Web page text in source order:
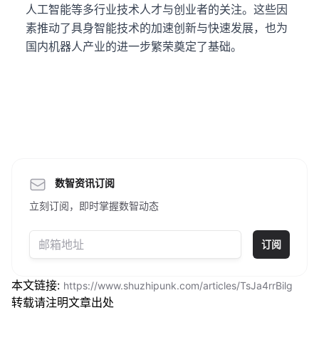
人工智能等多行业技术人才与创业者的关注。这些因
素推动了具身智能技术的加速创新与快速发展，也为
国内机器人产业的进一步繁荣奠定了基础。
数智资讯订阅
立刻订阅，即时掌握数智动态
订阅
本文链接: https://www.shuzhipunk.com/articles/TsJa4rrBilg
转载请注明文章出处